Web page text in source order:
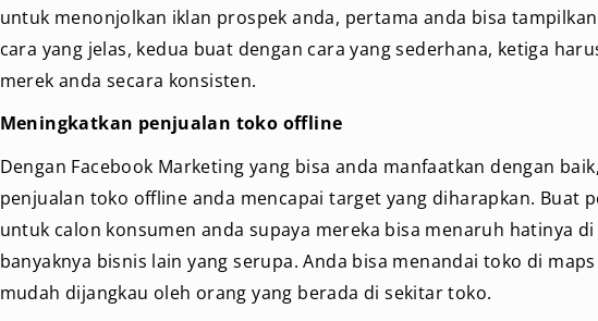
untuk menonjolkan iklan prospek anda, pertama anda bisa
cara yang jelas, kedua buat dengan cara yang sederhana, ketiga
merek anda secara konsisten.
Meningkatkan penjualan toko offline
Dengan Facebook Marketing yang bisa anda manfaatkan dengan
penjualan toko offline anda mencapai target yang diharapkan. Buat
untuk calon konsumen anda supaya mereka bisa menaruh hatinya
banyaknya bisnis lain yang serupa. Anda bisa menandai toko di
mudah dijangkau oleh orang yang berada di sekitar toko.